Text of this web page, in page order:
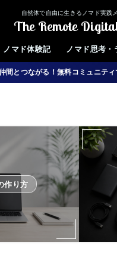
自然体で自由に生きるノマド実践
The Remote
ノマド体験記 ノマド思考・
間とつながる！無料コミュニテ
作り方